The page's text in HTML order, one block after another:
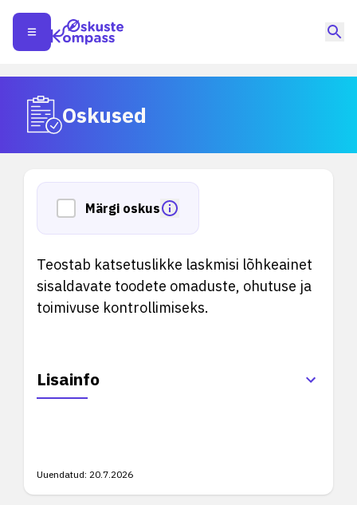
Oskused
Märgi oskus
Teostab katsetuslikke laskmisi lõhkeainet
sisaldavate toodete omaduste, ohutuse ja
toimivuse kontrollimiseks.
Lisainfo
Uuendatud: 20.7.2026